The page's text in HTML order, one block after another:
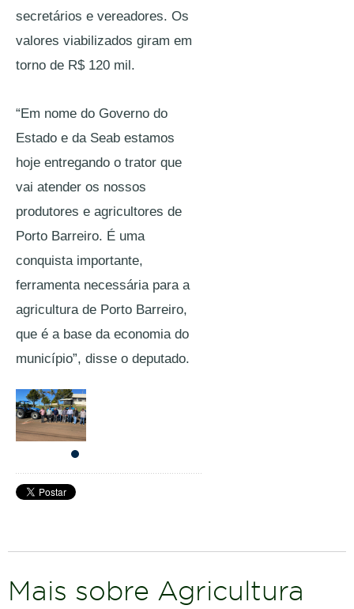
secretários e vereadores. Os
valores viabilizados giram em
torno de R$ 120 mil.
“Em nome do Governo do
Estado e da Seab estamos
hoje entregando o trator que
vai atender os nossos
produtores e agricultores de
Porto Barreiro. É uma
conquista importante,
ferramenta necessária para a
agricultura de Porto Barreiro,
que é a base da economia do
município”, disse o deputado.
Mais sobre Agricultura